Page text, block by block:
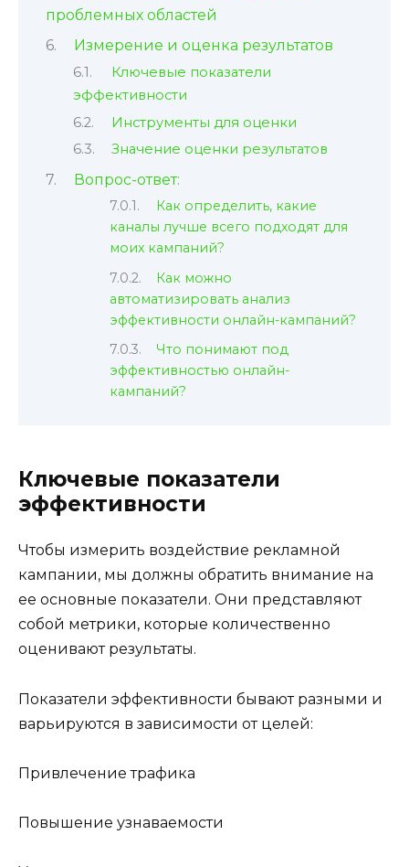
проблемных областей
Измерение и оценка результатов
Ключевые показатели
эффективности
Инструменты для оценки
Значение оценки результатов
Вопрос-ответ:
Как определить, какие
каналы лучше всего подходят для
моих кампаний?
Как можно
автоматизировать анализ
эффективности онлайн-кампаний?
Что понимают под
эффективностью онлайн-
кампаний?
Ключевые показатели
эффективности
Чтобы измерить воздействие рекламной
кампании, мы должны обратить внимание на
ее основные показатели. Они представляют
собой метрики, которые количественно
оценивают результаты.
Показатели эффективности бывают разными и
варьируются в зависимости от целей:
Привлечение трафика
Повышение узнаваемости